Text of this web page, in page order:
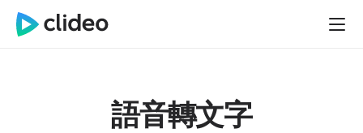
語音轉文字